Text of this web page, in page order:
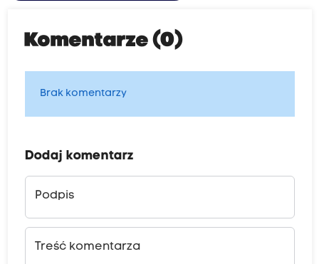
Komentarze (0)
Brak komentarzy
Dodaj komentarz
Podpis
Treść komentarza